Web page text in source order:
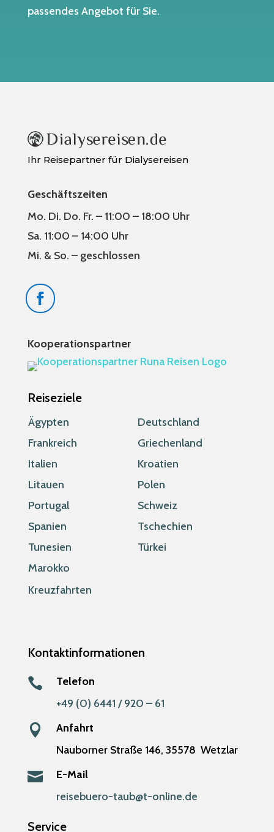
passendes Angebot für Sie.
Ihr Reisepartner für Dialysereisen
Geschäftszeiten
Mo. Di. Do. Fr. – 11:00 – 18:00 Uhr
Sa. 11:00 – 14:00 Uhr
Mi. & So. – geschlossen
Kooperationspartner
Reiseziele
Ägypten
Deutschland
Frankreich
Griechenland
Italien
Kroatien
Litauen
Polen
Portugal
Schweiz
Spanien
Tschechien
Tunesien
Türkei
Marokko
Kreuzfahrten
Kontaktinformationen

Telefon
+49 (0) 6441 / 920 – 61

Anfahrt
Nauborner Straße 146, 35578 Wetzlar

E-Mail
reisebuero-taub@t-online.de
Service